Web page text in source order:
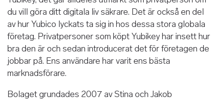
du vill göra ditt digitala liv säkrare. Det är också en del
av hur Yubico lyckats ta sig in hos dessa stora globala
företag. Privatpersoner som köpt Yubikey har insett hur
bra den är och sedan introducerat det för företagen de
jobbar på. Ens användare har varit ens bästa
marknadsförare.
Bolaget grundades 2007 av Stina och Jakob